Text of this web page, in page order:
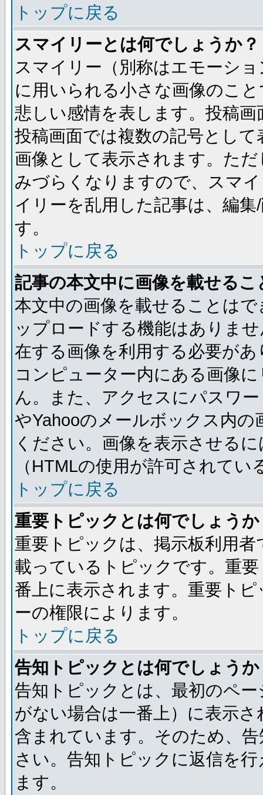
トップに戻る
スマイリーとは何でしょうか？
スマイリー（別称はエモーシ
に用いられる小さな画像のこ
悲しい感情を表します。投稿
投稿画面では複数の記号とし
画像として表示されます。た
みづらくなりますので、スマ
イリーを乱用した記事は、編
す。
トップに戻る
記事の本文中に画像を載せる
本文中の画像を載せることは
ップロードする機能はありま
在する画像を利用する必要が
コンピューター内にある画像
ん。また、アクセスにパスワ
やYahooのメールボックス内
ください。画像を表示させる
（HTMLの使用が許可されて
トップに戻る
重要トピックとは何でしょうか
重要トピックは、掲示板利用
載っているトピックです。重
番上に表示されます。重要ト
ーの権限によります。
トップに戻る
告知トピックとは何でしょうか
告知トピックとは、最初のペ
がない場合は一番上）に表示
含まれています。そのため、
さい。告知トピックに返信を
ます。